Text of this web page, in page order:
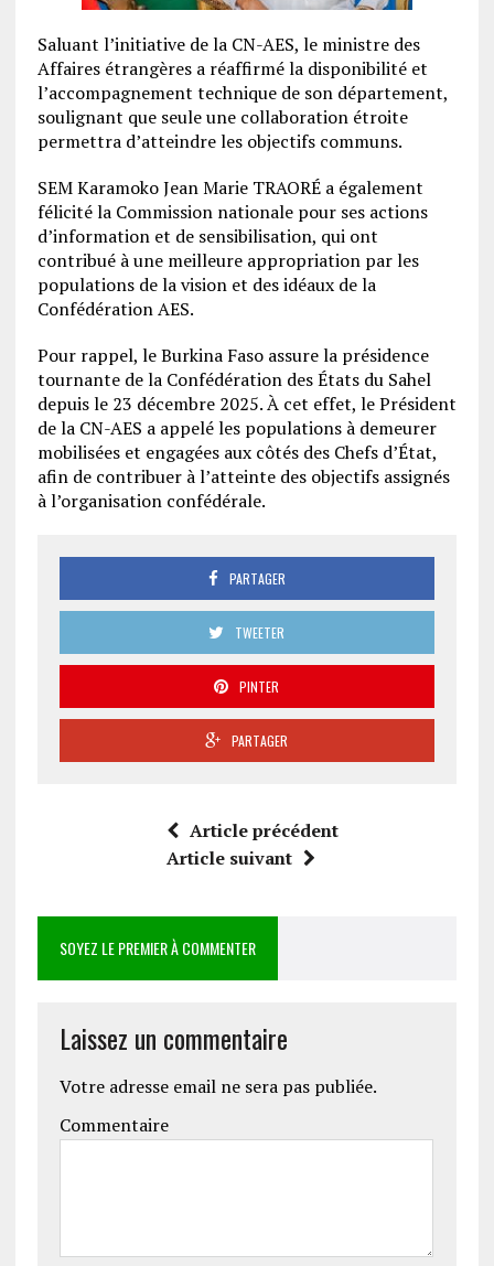
Saluant l’initiative de la CN-AES, le ministre des
Affaires étrangères a réaffirmé la disponibilité et
l’accompagnement technique de son département,
soulignant que seule une collaboration étroite
permettra d’atteindre les objectifs communs.
SEM Karamoko Jean Marie TRAORÉ a également
félicité la Commission nationale pour ses actions
d’information et de sensibilisation, qui ont
contribué à une meilleure appropriation par les
populations de la vision et des idéaux de la
Confédération AES.
Pour rappel, le Burkina Faso assure la présidence
tournante de la Confédération des États du Sahel
depuis le 23 décembre 2025. À cet effet, le Président
de la CN-AES a appelé les populations à demeurer
mobilisées et engagées aux côtés des Chefs d’État,
afin de contribuer à l’atteinte des objectifs assignés
à l’organisation confédérale.
PARTAGER
TWEETER
PINTER
PARTAGER
Article précédent
Article suivant
SOYEZ LE PREMIER À COMMENTER
Laissez un commentaire
Votre adresse email ne sera pas publiée.
Commentaire